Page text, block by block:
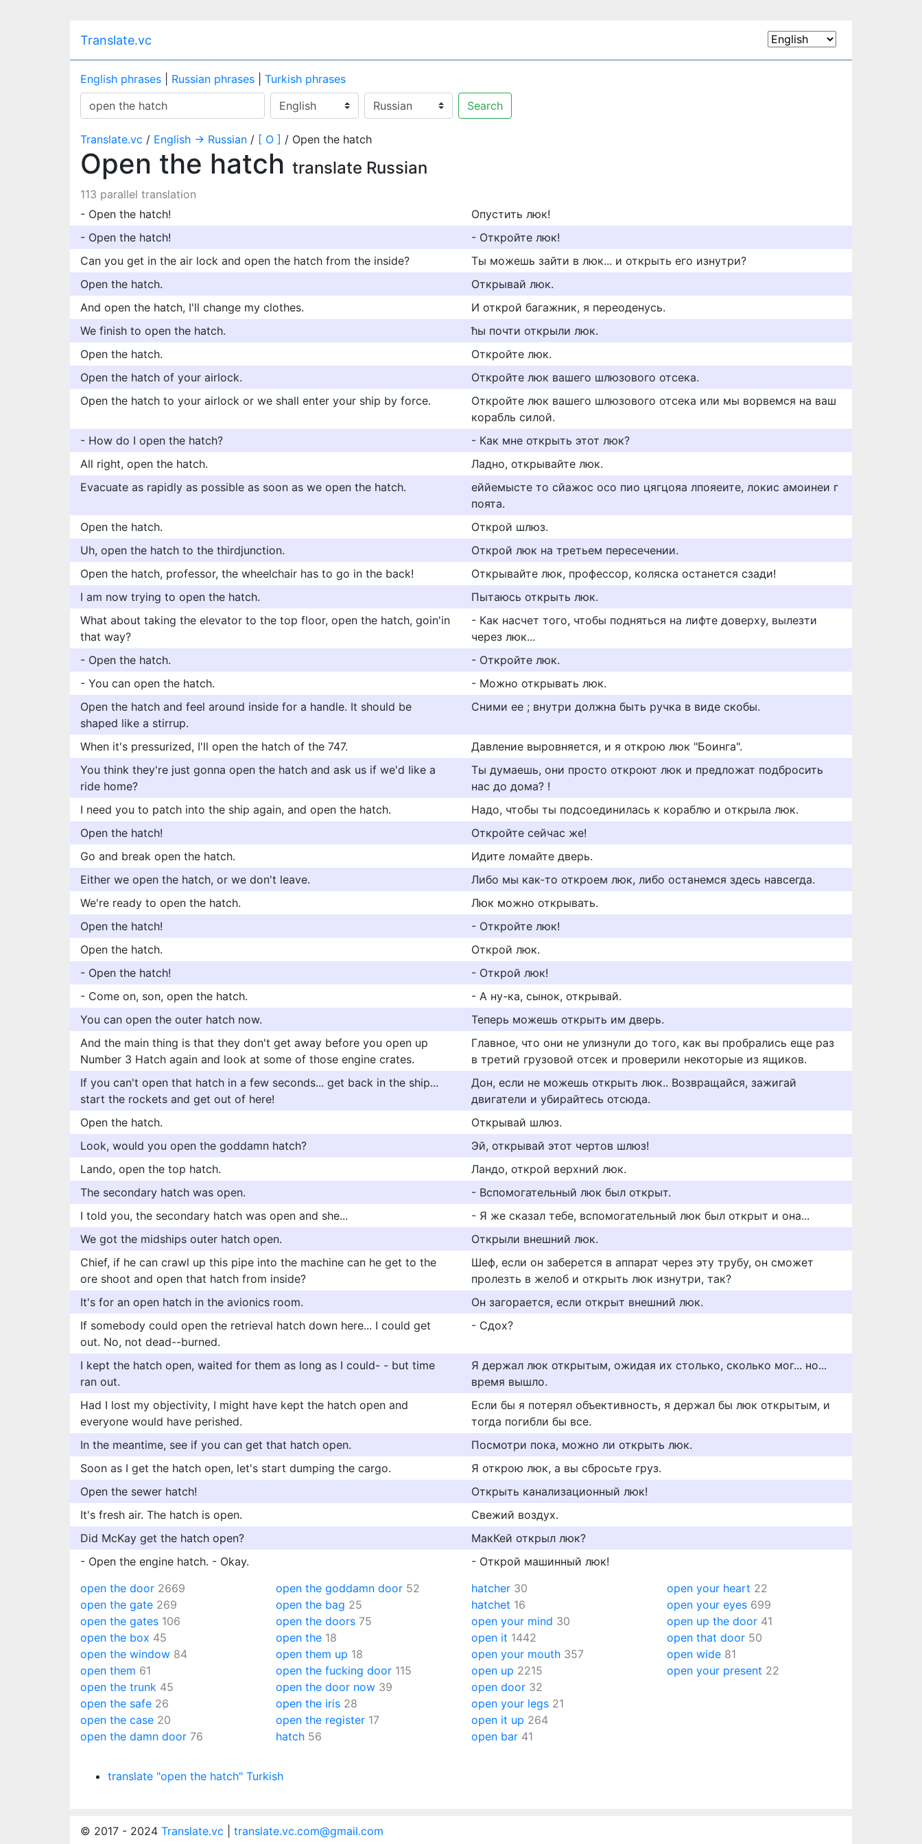
Translate.vc
English phrases Russian phrases
Turkish phrases
Search
Translate.vc / English → Russian / [ O ] / Open the hatch
Open the hatch translate Russian
113 parallel translation
- Open the hatch!
Опустить люк!
- Open the hatch!
- Откройте люк!
Can you get in the air lock and open the hatch from the inside?
Ты можешь зайти в люк... и открыть его изнутри?
Open the hatch.
Открывай люк.
And open the hatch, I'll change my clothes.
И открой багажник, я переоденусь.
We finish to open the hatch.
ћы почти открыли люк.
Open the hatch.
Откройте люк.
Open the hatch of your airlock.
Откройте люк вашего шлюзового отсека.
Open the hatch to your airlock or we shall enter your ship by force.
Откройте люк вашего шлюзового отсека или мы ворвемся на ваш
корабль силой.
- How do I open the hatch?
- Как мне открыть этот люк?
All right, open the hatch.
Ладно, открывайте люк.
Evacuate as rapidly as possible as soon as we open the hatch.
еййемысте то сйажос осо пио цягцояа лпояеите, локис амоинеи г
поята.
Open the hatch.
Открой шлюз.
Uh, open the hatch to the thirdjunction.
Открой люк на третьем пересечении.
Open the hatch, professor, the wheelchair has to go in the back!
Открывайте люк, профессор, коляска останется сзади!
I am now trying to open the hatch.
Пытаюсь открыть люк.
What about taking the elevator to the top floor, open the hatch, goin'in
that way?
- Как насчет того, чтобы подняться на лифте доверху, вылезти
через люк...
- Open the hatch.
- Откройте люк.
- You can open the hatch.
- Можно открывать люк.
Open the hatch and feel around inside for a handle. It should be
shaped like a stirrup.
Сними ее ; внутри должна быть ручка в виде скобы.
When it's pressurized, I'll open the hatch of the 747.
Давление выровняется, и я открою люк "Боинга".
You think they're just gonna open the hatch and ask us if we'd Iike a
ride home?
Ты думаешь, они просто откроют люк и предложат подбросить
нас до дома? !
I need you to patch into the ship again, and open the hatch.
Haдo, чтoбы ты пoдcoeдинилacь к кopaблю и oткpылa люк.
Open the hatch!
Откройте сейчас же!
Go and break open the hatch.
Идите ломайте дверь.
Either we open the hatch, or we don't leave.
Либо мы как-то откроем люк, либо останемся здесь навсегда.
We're ready to open the hatch.
Люк можно открывать.
Open the hatch!
- Откройте люк!
Open the hatch.
Открой люк.
- Open the hatch!
- Открой люк!
- Come on, son, open the hatch.
- А ну-ка, сынок, открывай.
You can open the outer hatch now.
Теперь можешь открыть им дверь.
And the main thing is that they don't get away before you open up
Number 3 Hatch again and look at some of those engine crates.
Главное, что они не улизнули до того, как вы пробрались еще раз
в третий грузовой отсек и проверили некоторые из ящиков.
If you can't open that hatch in a few seconds... get back in the ship...
start the rockets and get out of here!
Дон, если не можешь открыть люк.. Возвращайся, зажигай
двигатели и убирайтесь отсюда.
Open the hatch.
Открывай шлюз.
Look, would you open the goddamn hatch?
Эй, открывай этот чертов шлюз!
Lando, open the top hatch.
Ландо, открой верхний люк.
The secondary hatch was open.
- Вспомогательный люк был открыт.
I told you, the secondary hatch was open and she...
- Я же сказал тебе, вспомогательный люк был открыт и она...
We got the midships outer hatch open.
Открыли внешний люк.
Chief, if he can crawl up this pipe into the machine can he get to the
ore shoot and open that hatch from inside?
Шеф, если он заберется в аппарат через эту трубу, он сможет
пролезть в желоб и открыть люк изнутри, так?
It's for an open hatch in the avionics room.
Он загорается, если открыт внешний люк.
If somebody could open the retrieval hatch down here... I could get
out. No, not dead--burned.
- Сдох?
I kept the hatch open, waited for them as long as I could- - but time
ran out.
Я держал люк открытым, ожидая их столько, сколько мог... но...
время вышло.
Had I lost my objectivity, I might have kept the hatch open and
everyone would have perished.
Если бы я потерял объективность, я держал бы люк открытым, и
тогда погибли бы все.
In the meantime, see if you can get that hatch open.
Посмотри пока, можно ли открыть люк.
Soon as I get the hatch open, let's start dumping the cargo.
Я открою люк, а вы сбросьте груз.
Open the sewer hatch!
Открыть канализационный люк!
It's fresh air. The hatch is open.
Свежий воздух.
Did McKay get the hatch open?
МакКей открыл люк?
- Open the engine hatch. - Okay.
- Открой машинный люк!
open the door 2669
open the gate 269
open the gates 106
open the box 45
open the window 84
open them 61
open the trunk 45
open the safe 26
open the case 20
open the damn door 76
open the goddamn door 52
open the bag 25
open the doors 75
open the 18
open them up 18
open the fucking door 115
open the door now 39
open the iris 28
open the register 17
hatch 56
hatcher 30
hatchet 16
open your mind 30
open it 1442
open your mouth 357
open up 2215
open door 32
open your legs 21
open it up 264
open bar 41
open your heart 22
open your eyes 699
open up the door 41
open that door 50
open wide 81
open your present 22
translate "open the hatch" Turkish
© 2017 - 2024 Translate.vc translate.vc.com@gmail.com